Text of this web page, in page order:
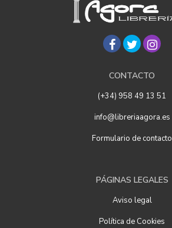
CONTACTO
(+34) 958 49 13 51
info@libreriaagora.es
Formulario de contacto
PÁGINAS LEGALES
Aviso legal
Política de Cookies